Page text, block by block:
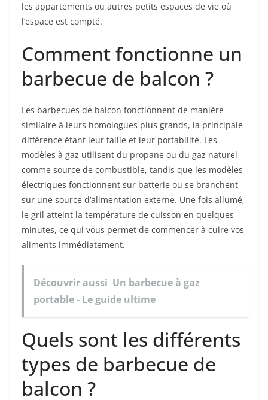
les appartements ou autres petits espaces de vie où
l’espace est compté.
Comment fonctionne un
barbecue de balcon ?
Les barbecues de balcon fonctionnent de manière
similaire à leurs homologues plus grands, la principale
différence étant leur taille et leur portabilité. Les
modèles à gaz utilisent du propane ou du gaz naturel
comme source de combustible, tandis que les modèles
électriques fonctionnent sur batterie ou se branchent
sur une source d’alimentation externe. Une fois allumé,
le gril atteint la température de cuisson en quelques
minutes, ce qui vous permet de commencer à cuire vos
aliments immédiatement.
Découvrir aussi Un barbecue à gaz
portable - Le guide ultime
Quels sont les différents
types de barbecue de
balcon ?